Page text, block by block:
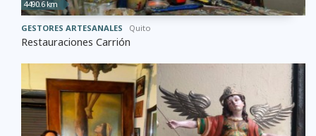
4490.6 km
GESTORES ARTESANALES Quito
Restauraciones Carrión